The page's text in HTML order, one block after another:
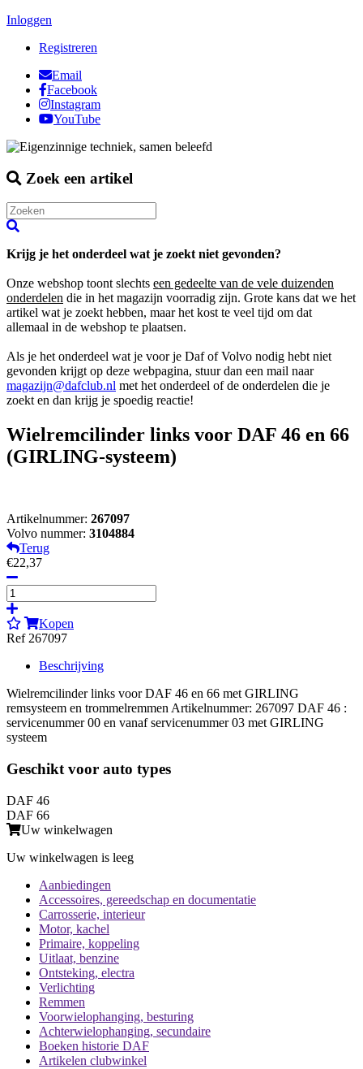
Inloggen
Registreren
Email
Facebook
Instagram
YouTube
Zoek een artikel
Krijg je het onderdeel wat je zoekt niet gevonden?
Onze webshop toont slechts een gedeelte van de vele duizenden
onderdelen die in het magazijn voorradig zijn. Grote kans dat we het
artikel wat je zoekt hebben, maar het kost te veel tijd om dat
allemaal in de webshop te plaatsen.
Als je het onderdeel wat je voor je Daf of Volvo nodig hebt niet
gevonden krijgt op deze webpagina, stuur dan een mail naar
magazijn@dafclub.nl met het onderdeel of de onderdelen die je
zoekt en dan krijg je spoedig reactie!
Wielremcilinder links voor DAF 46 en 66
(GIRLING-systeem)
Artikelnummer: 267097
Volvo nummer: 3104884
Terug
€22,37
Kopen
Ref 267097
Beschrijving
Wielremcilinder links voor DAF 46 en 66 met GIRLING
remsysteem en trommelremmen Artikelnummer: 267097 DAF 46 :
servicenummer 00 en vanaf servicenummer 03 met GIRLING
systeem
Geschikt voor auto types
DAF 46
DAF 66
Uw winkelwagen
Uw winkelwagen is leeg
Aanbiedingen
Accessoires, gereedschap en documentatie
Carrosserie, interieur
Motor, kachel
Primaire, koppeling
Uitlaat, benzine
Ontsteking, electra
Verlichting
Remmen
Voorwielophanging, besturing
Achterwielophanging, secundaire
Boeken historie DAF
Artikelen clubwinkel